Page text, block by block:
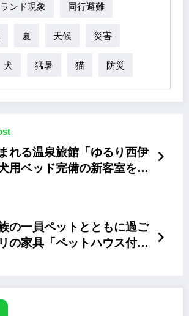
ンド現象 同行避難
夏 天候 災害
犬 猛暑 猫 防災
れる温泉旅館「ゆるり西伊
用ベッド完備の新客室を増
の一員ペットとともに過ご
の家具「ペットハウス付き